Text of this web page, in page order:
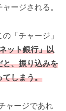
ージされる。
「チャージ」
ット銀行」以
と、振り込みを
てしまう。
ャージであれ